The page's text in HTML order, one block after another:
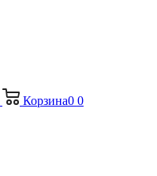
Корзина0 0